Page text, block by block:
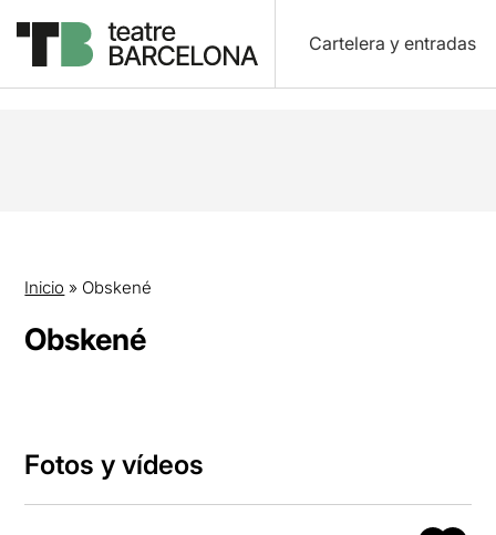
Cartelera y entradas
Inicio » Obskené
Obskené
Fotos y vídeos